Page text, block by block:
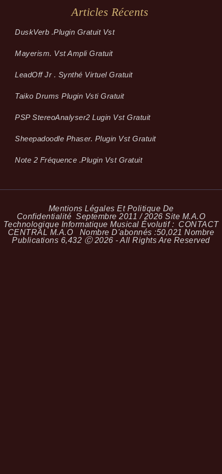
Articles Récents
Dusk­Verb .plugin Gratuit Vst
Mayerism. Vst Ampli Gratuit
LeadOff Jr . Synthé Virtuel Gratuit
Taiko Drums Plugin Vsti Gratuit
PSP StereoAnalyser2 Lugin Vst Gratuit
Sheepadoodle Phaser. Plugin Vst Gratuit
Note 2 Fréquence .plugin Vst Gratuit
Mentions Légales Et Politique De
Confidentialité Septembre 2011 / 2026 Site M.A.O
Technologique Informatique Musical Évolutif : CONTACT
CENTRAL M.A.O Nombre D'abonnés :50,021 Nombre
Publications 6,432 Ⓒ 2026 - All Rights Are Reserved